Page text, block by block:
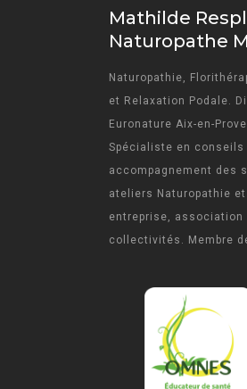
Mathilde
Naturopathe
Naturopathie,
et Relaxation Podale.
Euronature Aix-en-
Spécialiste en conseils
accompagnement des
ateliers Naturopathie
entreprise, association
collectivités. Membre de